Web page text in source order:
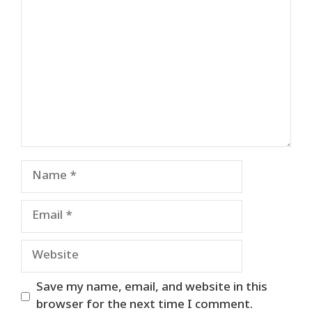
Name
Email
Website
Save my name, email, and website in this
browser for the next time I comment.